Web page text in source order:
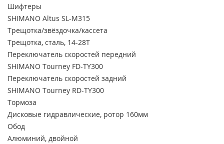
Шифтеры
SHIMANO Altus SL-M315
Трещотка/звёздочка/кассета
Трещотка, сталь, 14-28Т
Переключатель скоростей передний
SHIMANO Tourney FD-TY300
Переключатель скоростей задний
SHIMANO Tourney RD-TY300
Тормоза
Дисковые гидравлические, ротор 160мм
Обод
Алюминий, двойной